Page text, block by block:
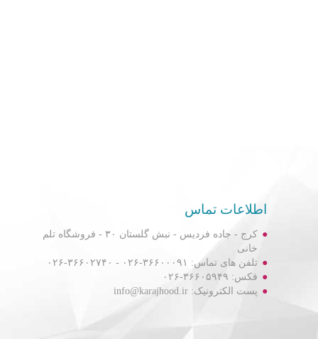
اطلاعات تماس
کرج - جاده فردیس - نبش گلستان ۳۰ - فروشگاه تلم
خانی
تلفن های تماس: ۳۶۶۰۰۰۹۱-۰۲۶ - ۳۶۶۰۲۷۴۰-۰۲۶
فکس: ۳۶۶۰۵۹۴۹-۰۲۶
پست الکترونیک: info@karajhood.ir